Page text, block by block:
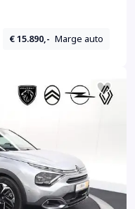
€ 15.890,- Marge auto